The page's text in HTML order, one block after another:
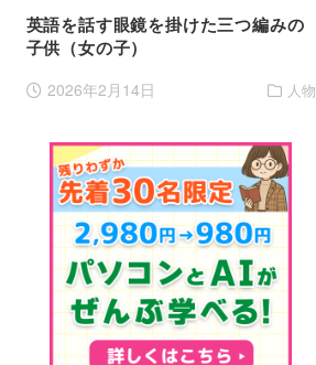
英語を話す眼鏡を掛けた三つ編みの
子供（女の子）
2026年2月14日 人物